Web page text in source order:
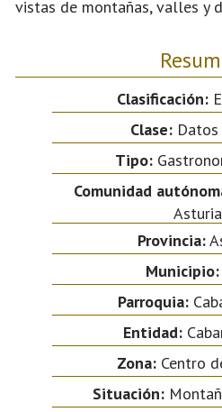
vistas de montañas, valles y
Clasificación:
Clase:Datos
Tipo:
Comunidad
Provincia:
Municipio:
Parroquia:
Entidad:
Zona:Centro
Situación: